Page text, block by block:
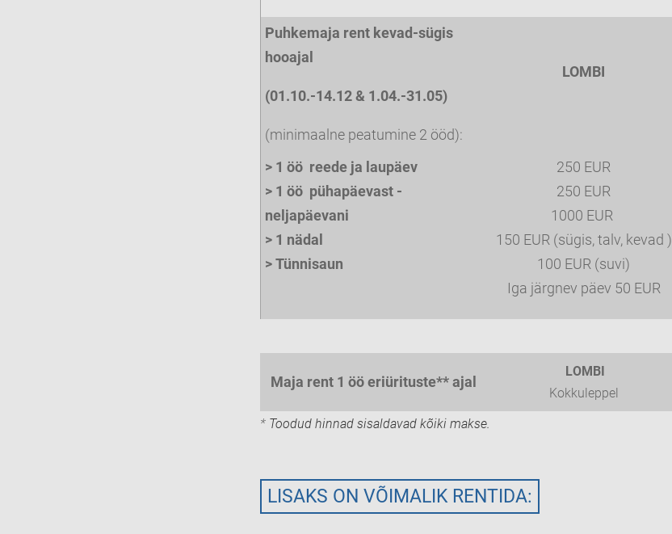
Puhkemaja rent kevad-sügis
hooajal
(01.10.-14.12 & 1.04.-31.05)
(minimaalne peatumine 2 ööd):
LOMBI
> 1 öö reede ja laupäev
> 1 öö pühapäevast -
neljapäevani
> 1 nädal
>Tünnisaun
250 EUR
250 EUR
1000 EUR
150 EUR (sügis, talv, kevad )
100 EUR (suvi)
Iga järgnev päev 50 EUR
Maja rent 1 öö eriürituste** ajal
LOMBI
Kokkuleppel
* Toodud hinnad sisaldavad kõiki makse.
LISAKS ON VÕIMALIK RENTIDA: